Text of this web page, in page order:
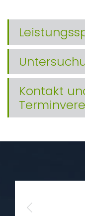
Kontakt
Previous